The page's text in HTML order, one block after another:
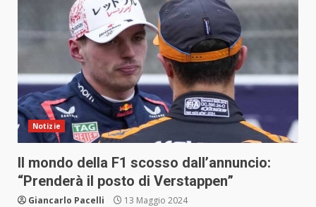
Notizie
Il mondo della F1 scosso dall’annuncio:
“Prenderà il posto di Verstappen”
Giancarlo Pacelli 13 Maggio 2024